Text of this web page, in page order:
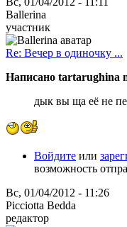
Ballerina
участник
Re: Вечер в одиночку ...
Написано tartarughina
дык вы ща её не
Войдите или
возможность
Вс, 01/04/2012 - 11:26
Picciotta Bedda
редактор